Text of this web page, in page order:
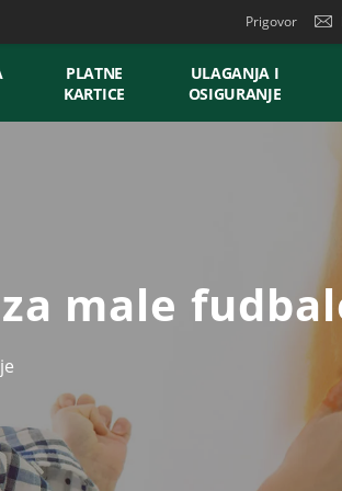
Prigovor
PLATNE
KARTICE
ULAGANJA I
OSIGURANJE
male